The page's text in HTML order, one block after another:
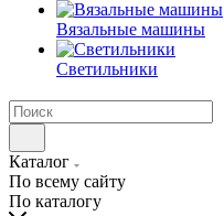
Вязальные машины
Светильники
Каталог
По всему сайту
По каталогу